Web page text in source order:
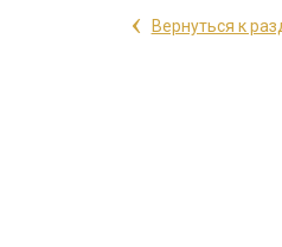
‹ Вернуться к